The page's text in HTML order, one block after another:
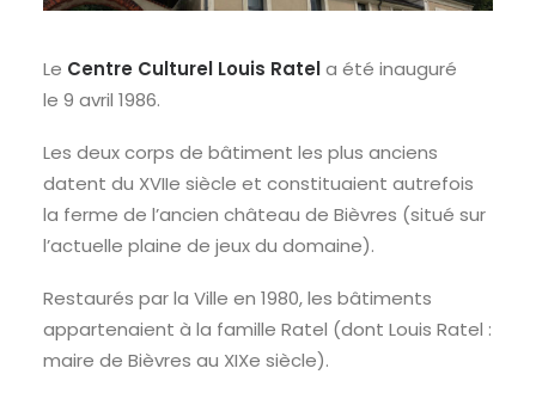
Le Centre Culturel Louis Ratela été inauguré
le 9 avril 1986.
Les deux corps de bâtiment les plus anciens
datent du XVIIe siècle et constituaient autrefois
la ferme de l’ancien château de Bièvres (situé sur
l’actuelle plaine de jeux du domaine).
Restaurés par la Ville en 1980, les bâtiments
appartenaient à la famille Ratel (dont Louis Ratel :
maire de Bièvres au XIXe siècle).